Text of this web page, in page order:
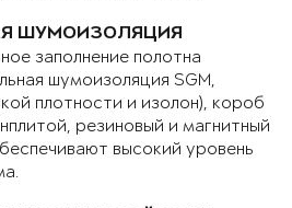
ШУМОИЗОЛЯЦИЯ
заполнение полотна
шумоизоляция SGM,
плотности и изолон), короб
резиновый и магнитный
высокий уровень